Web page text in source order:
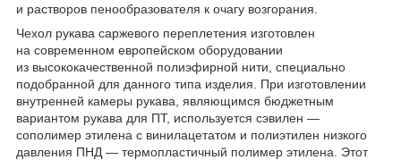
и растворов пенообразователя к очагу возгорания.
Чехол рукава саржевого переплетения изготовлен
на современном европейском оборудовании
из высококачественной полиэфирной нити, специально
подобранной для данного типа изделия. При изготовлении
внутренней камеры рукава, являющимся бюджетным
вариантом рукава для ПТ, используется сэвилен —
сополимер этилена с винилацетатом и полиэтилен низкого
давления ПНД — термопластичный полимер этилена. Этот